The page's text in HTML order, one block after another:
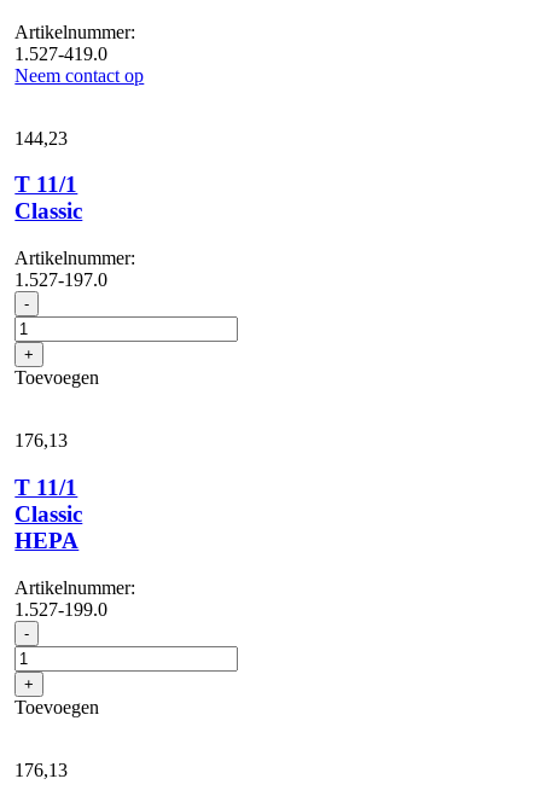
Artikelnummer:
1.527-419.0
Neem contact op
144,23
T 11/1
Classic
Artikelnummer:
1.527-197.0
- T
11/1
Classic
aantal
+
Toevoegen
176,13
T 11/1
Classic
HEPA
Artikelnummer:
1.527-199.0
- T
11/1
Classic
HEPA
aantal
+
Toevoegen
176,13